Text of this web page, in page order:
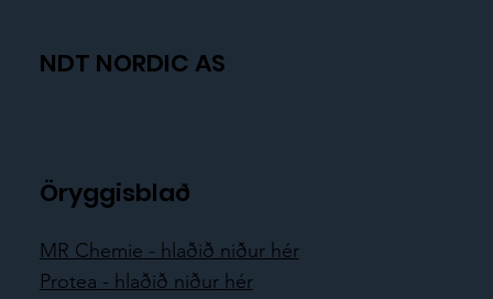
NDT NORDIC AS
Öryggisblað
MR Chemie - hlaðið niður hér
Protea - hlaðið niður hér